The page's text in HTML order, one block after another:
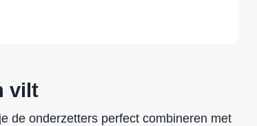
vilt
de onderzetters perfect combineren met